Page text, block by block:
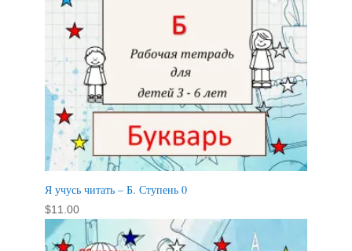
Я учусь читать – Б. Ступень 0
$11.00